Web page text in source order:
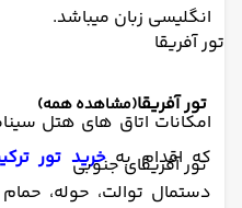
تور آفریقا
تور آفریقا(مشاهده همه)
تور آفریقای جنوبی
انگلیسی زبان میباشد.
امکانات اتاق های هتل
که اقدام بهخرید تور
دستمال توالت، حوله،